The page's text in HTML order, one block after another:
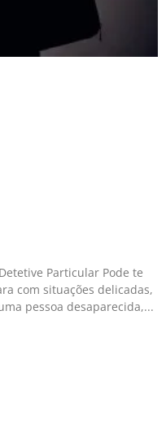
Particular Pode te
com situações delicadas,
pessoa desaparecida,